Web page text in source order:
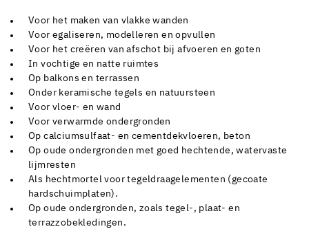
Voor het maken van vlakke wanden
Voor egaliseren, modelleren en opvullen
Voor het creëren van afschot bij afvoeren en goten
In vochtige en natte ruimtes
Op balkons en terrassen
Onder keramische tegels en natuursteen
Voor vloer- en wand
Voor verwarmde ondergronden
Op calciumsulfaat- en cementdekvloeren, beton
Op oude ondergronden met goed hechtende, watervaste
lijmresten
Als hechtmortel voor tegeldraagelementen (gecoate
hardschuimplaten).
Op oude ondergronden, zoals tegel-, plaat- en
terrazzobekledingen.